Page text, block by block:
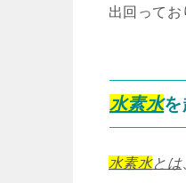
出回ってお
水素水を
水素水とは